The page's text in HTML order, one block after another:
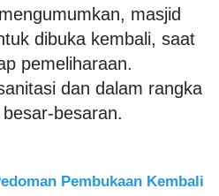
masjid
dibuka kembali, saat
pemeliharaan.
dan dalam rangka
besaran.
Pembukaan Kembali